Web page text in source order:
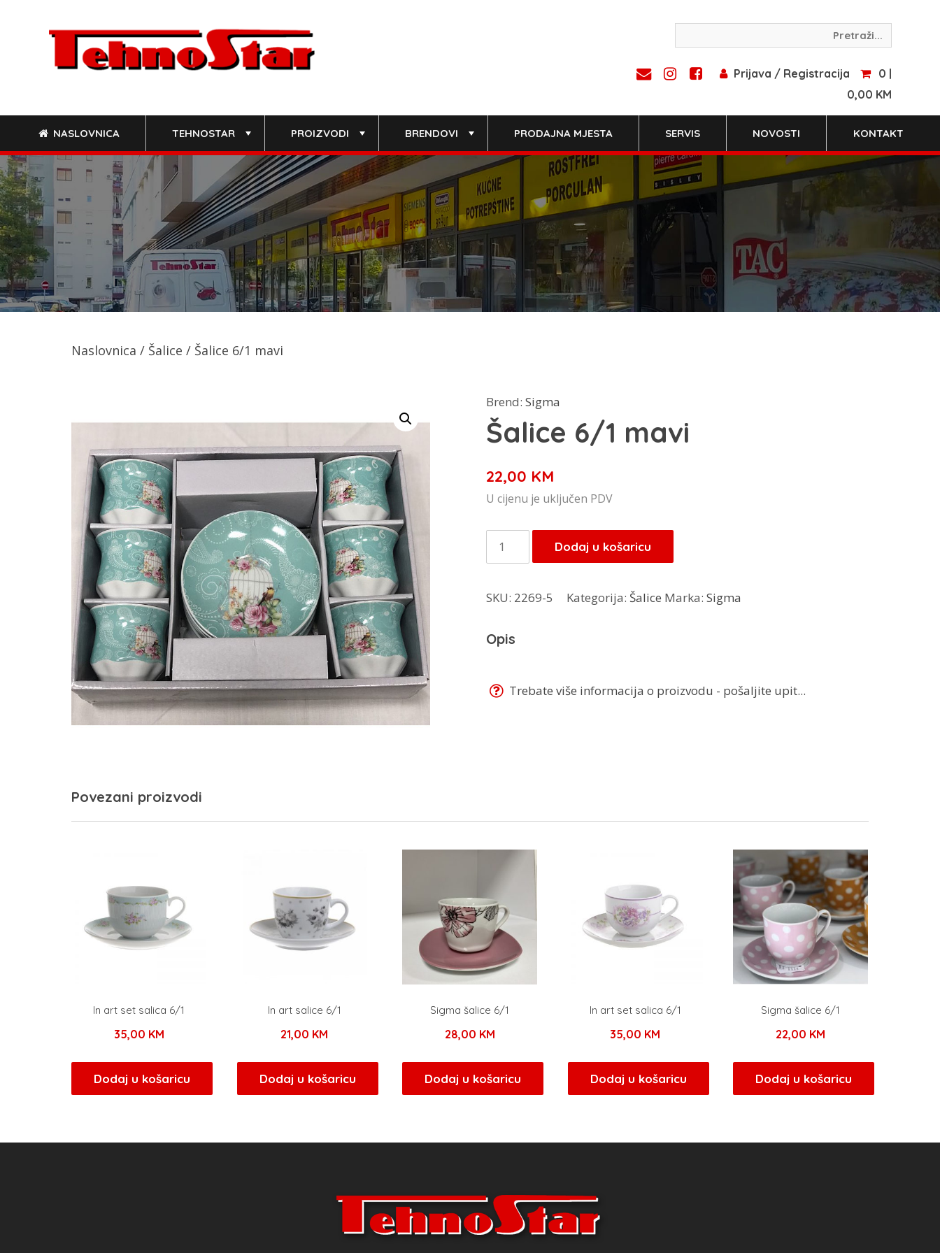
Prijava / Registracija
0 |
0,00 KM
NASLOVNICA TEHNOSTAR PROIZVODI BRENDOVI PRODAJNA MJESTA SERVIS NOVOSTI KONTAKT
Naslovnica / Šalice / Šalice 6/1 mavi
Brend: Sigma
Šalice 6/1 mavi
22,00 KM
U cijenu je uključen PDV
Šalice
6/1
količina
Dodaj u košaricu
SKU: 2269-5 Kategorija: Šalice Marka: Sigma
Opis
Trebate više informacija o proizvodu - pošaljite upit...
Povezani proizvodi
In art set salica 6/1
35,00 KM
Dodaj u košaricu
In art salice 6/1
21,00 KM
Dodaj u košaricu
Sigma šalice 6/1
28,00 KM
Dodaj u košaricu
In art set salica 6/1
35,00 KM
Dodaj u košaricu
Sigma šalice 6/1
22,00 KM
Dodaj u košaricu